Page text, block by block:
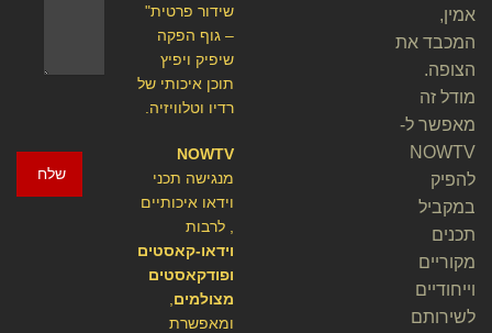
שלח
שידור פרטית"
– גוף הפקה
שיפיק ויפיץ
תוכן איכותי של
רדיו וטלוויזיה.
NOWTV
מנגישה תכני
וידאו איכותיים
, לרבות
וידאו-קאסטים
ופודקאסטים
מצולמים
ומאפשרת
אמין,
המכבד את
הצופה.
מודל זה
מאפשר ל-
NOWTV
להפיק
במקביל
תכנים
מקוריים
וייחודיים
לשירותם